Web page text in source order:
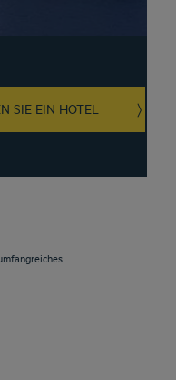
SIE EIN HOTEL